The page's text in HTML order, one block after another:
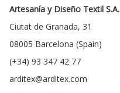
Artesanía y Diseño Textil S.A.
Ciutat de Granada, 31
08005 Barcelona (Spain)
(+34) 93 347 42 77
arditex@arditex.com